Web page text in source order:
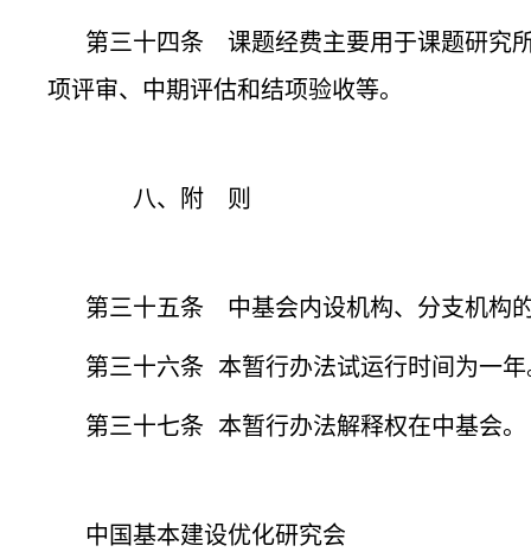
第三十四条 课题经费主要用于课题研究
项评审、中期评估和结项验收等。
八、附 则
第三十五条 中基会内设机构、分支机构
第三十六条 本暂行办法试运行时间为一
第三十七条 本暂行办法解释权在中基会。
中国基本建设优化研究会